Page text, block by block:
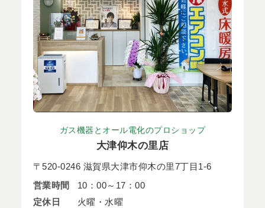
ガス機器とオール電化のプロショップ
大津仰木の里店
〒520-0246 滋賀県大津市仰木の里7丁目1-6
営業時間
10：00～17：00
定休日
火曜・水曜